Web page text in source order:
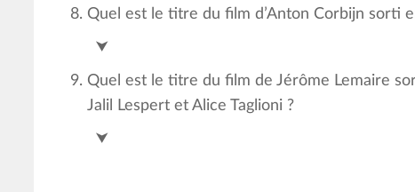
Quel est le titre du film d’Anton Corbijn sorti
Life
⮟
Quel est le titre du film de Jérôme Lemaire
Jalil Lespert et Alice Taglioni ?
Premiers crus
⮟